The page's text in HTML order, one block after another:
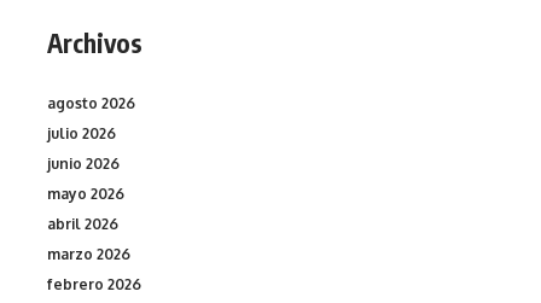
Archivos
agosto 2026
julio 2026
junio 2026
mayo 2026
abril 2026
marzo 2026
febrero 2026